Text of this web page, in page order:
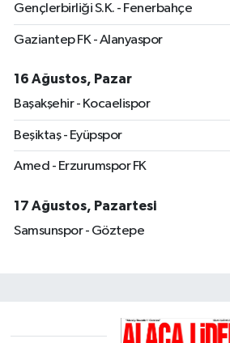
Gençlerbirliği S.K. - Fenerbahçe
Gaziantep FK - Alanyaspor
16 Ağustos, Pazar
Başakşehir - Kocaelispor
Beşiktaş - Eyüpspor
Amed - Erzurumspor FK
17 Ağustos, Pazartesi
Samsunspor - Göztepe